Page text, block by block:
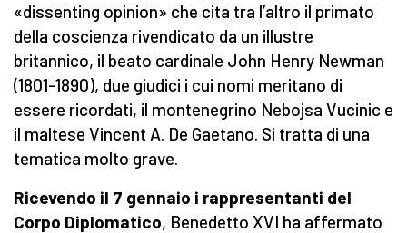
«dissenting opinion» che cita tra l’altro il primato
della coscienza rivendicato da un illustre
britannico, il beato cardinale John Henry Newman
(1801-1890), due giudici i cui nomi meritano di
essere ricordati, il montenegrino Nebojsa Vucinic e
il maltese Vincent A. De Gaetano. Si tratta di una
tematica molto grave.
Ricevendo il 7 gennaio i rappresentanti del
Corpo Diplomatico, Benedetto XVI ha affermato